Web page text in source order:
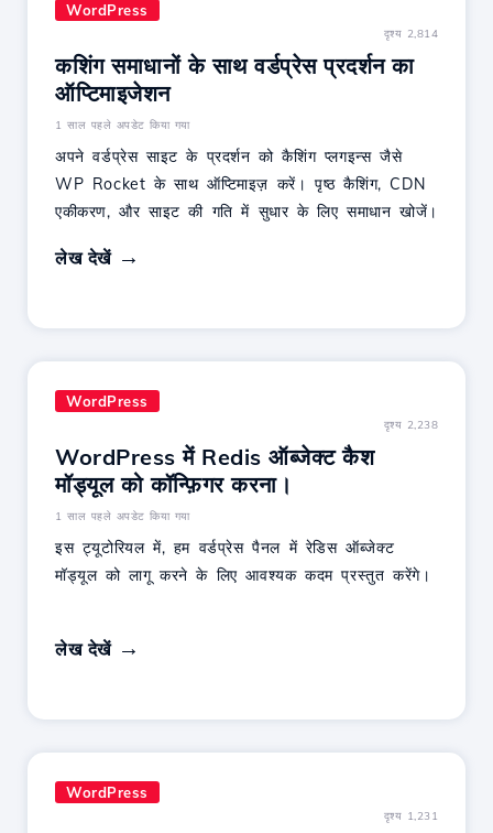
WordPress
दृश्य 2,814
कशिंग समाधानों के साथ वर्डप्रेस प्रदर्शन का
ऑप्टिमाइजेशन
1 साल पहले अपडेट किया गया
अपने वर्डप्रेस साइट के प्रदर्शन को कैशिंग प्लगइन्स जैसे
WP Rocket के साथ ऑप्टिमाइज़ करें। पृष्ठ कैशिंग, CDN
एकीकरण, और साइट की गति में सुधार के लिए समाधान खोजें।
लेख देखें
WordPress
दृश्य 2,238
WordPress में Redis ऑब्जेक्ट कैश
मॉड्यूल को कॉन्फ़िगर करना।
1 साल पहले अपडेट किया गया
इस ट्यूटोरियल में, हम वर्डप्रेस पैनल में रेडिस ऑब्जेक्ट
मॉड्यूल को लागू करने के लिए आवश्यक कदम प्रस्तुत करेंगे।
लेख देखें
WordPress
दृश्य 1,231